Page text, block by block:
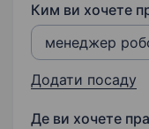
Ким ви хочете
Додати посаду
Де ви хочете